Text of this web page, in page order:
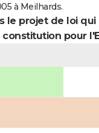
à Meilhards.
le projet de loi
pour